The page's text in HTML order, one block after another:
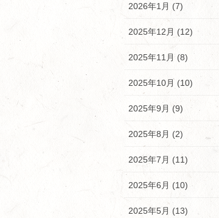
2026年1月 (7)
2025年12月 (12)
2025年11月 (8)
2025年10月 (10)
2025年9月 (9)
2025年8月 (2)
2025年7月 (11)
2025年6月 (10)
2025年5月 (13)